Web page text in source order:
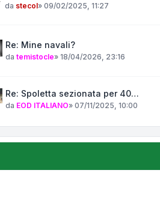
da stecol» 09/02/2025, 11:27
Re: Mine navali?
da temistocle» 18/04/2026, 23:16
Re: Spoletta sezionata per 40…
da EOD ITALIANO» 07/11/2025, 10:00